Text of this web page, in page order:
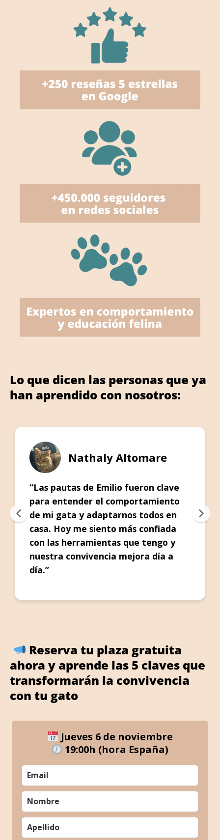
Lo que dicen las personas que ya
han aprendido con nosotros:
Nathaly Altomare
“Las pautas de Emilio fueron clave
para entender el comportamiento
de mi gata y adaptarnos todos en
casa. Hoy me siento más confiada
con las herramientas que tengo y
nuestra convivencia mejora día a
día.”
Reserva tu plaza gratuita
ahora y aprende las 5 claves que
transformarán la convivencia
con tu gato
Jueves 6 de noviembre
19:00h (hora España)